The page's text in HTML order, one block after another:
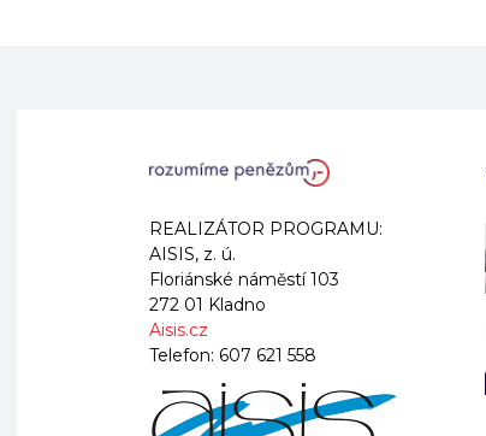
REALIZÁTOR PROGRAMU:
AISIS, z. ú.
Floriánské náměstí 103
272 01 Kladno
Aisis.cz
Telefon: 607 621 558